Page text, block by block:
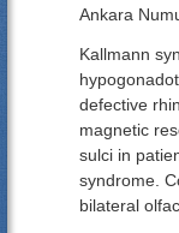
Ankara
Kallmann
defective
magnetic
sulci in
syndrome.
bilateral